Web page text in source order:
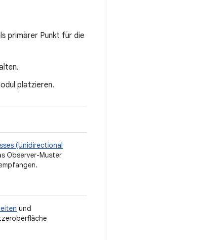
primärer Punkt für die
platzieren.
(Unidirectional
Observer-Muster
und